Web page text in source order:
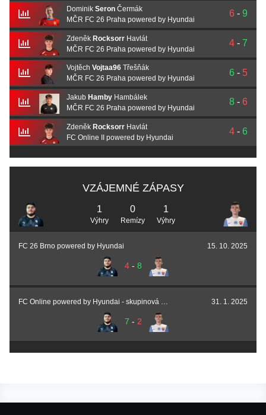
Dominik SeronČermák
MČR FC 26 Praha powered by Hyundai
6 - 9
Zdeněk RocksorrHavlát
MČR FC 26 Praha powered by Hyundai
4 - 7
Vojtěch Vojtaa96Třešňák
MČR FC 26 Praha powered by Hyundai
6 - 5
Jakub HambyHambálek
MČR FC 26 Praha powered by Hyundai
8 - 6
Zdeněk RocksorrHavlát
FC Online II powered by Hyundai
4 - 6
VZÁJEMNÉ ZÁPASY
1
Výhry
0
Remízy
1
Výhry
FC 26 Brno powered by Hyundai 15. 10. 2025
4- 8
FC Online powered by Hyundai - skupinová fáze 31. 1. 2025
7 - 2